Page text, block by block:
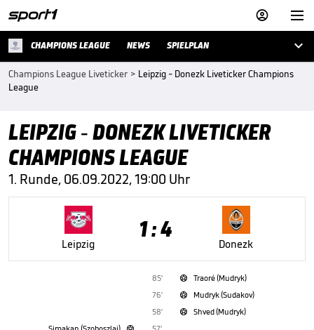


CHAMPIONS LEAGUE NEWS SPIELPLAN 
Champions League Liveticker > Leipzig - Donezk Liveticker Champions
League
LEIPZIG - DONEZK LIVETICKER
CHAMPIONS LEAGUE
1. Runde, 06.09.2022, 19:00 Uhr
Leipzig
1 : 4
Donezk
85' 
Traoré (Mudryk)
76'

Mudryk (Sudakov)
58'

Shved (Mudryk)